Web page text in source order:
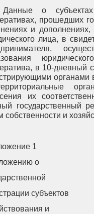
о субъектах
прошедших
и
лица, в
в 10-дневный
органами
их
государственный
собственности и
1
о
субъектов
и